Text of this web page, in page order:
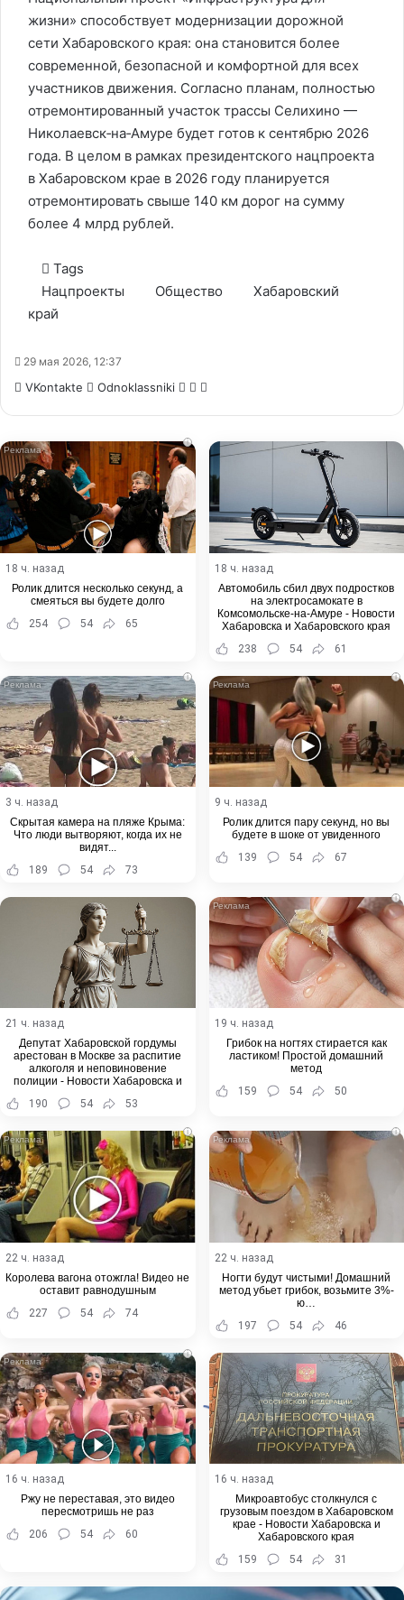
жизни» способствует модернизации дорожной
сети Хабаровского края: она становится более
современной, безопасной и комфортной для всех
участников движения. Согласно планам, полностью
отремонтированный участок трассы Селихино —
Николаевск‑на‑Амуре будет готов к сентябрю 2026
года. В целом в рамках президентского нацпроекта
в Хабаровском крае в 2026 году планируется
отремонтировать свыше 140 км дорог на сумму
более 4 млрд рублей.
Tags
Нацпроекты
Общество
Хабаровский
край
29 мая 2026, 12:37
VKontakte Odnoklassniki WhatsApp
Telegram
i
18 ч. назад
Ролик длится несколько секунд, а
смеяться вы будете долго
254
54 65
18 ч. назад
Автомобиль сбил двух подростков
на электросамокате в
Комсомольске-на-Амуре - Новости
Хабаровска и Хабаровского края
238
54 61
i
3 ч. назад
Скрытая камера на пляже Крыма:
Что люди вытворяют, когда их не
видят...
189
54 73
i
9 ч. назад
Ролик длится пару секунд, но вы
будете в шоке от увиденного
139
54 67
21 ч. назад
Депутат Хабаровской гордумы
арестован в Москве за распитие
алкоголя и неповиновение
полиции - Новости Хабаровска и
190 54 53
i
19 ч. назад
Грибок на ногтях стирается как
ластиком! Простой домашний
метод
159
54 50
i
22 ч. назад
Королева вагона отожгла! Видео не
оставит равнодушным
227
54 74
i
22 ч. назад
Ногти будут чистыми! Домашний
метод убьет грибок, возьмите 3%-
ю…
197
54 46
i
16 ч. назад
Ржу не переставая, это видео
пересмотришь не раз
206
54 60
16 ч. назад
Микроавтобус столкнулся с
грузовым поездом в Хабаровском
крае - Новости Хабаровска и
Хабаровского края
159
54 31